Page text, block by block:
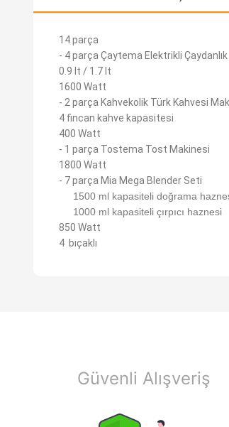
14 parça
- 4 parça Çaytema Elektrikli Çaydanlık
0.9 lt / 1.7 lt
1600 Watt
- 2 parça Kahvekolik Türk Kahvesi
4 fincan kahve kapasitesi
400 Watt
- 1 parça Tostema Tost Makinesi
1800 Watt
- 7 parça Mia Mega Blender Seti
1500 ml kapasiteli doğrama
1000 ml kapasiteli çırpıcı haznesi
850 Watt
4 bıçaklı
Güvenli Alışveriş